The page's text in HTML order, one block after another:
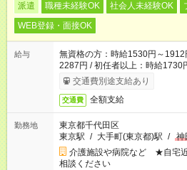
派遣 職種未経験OK 社会人未経験OK
WEB登録・面接OK
給与
無資格の方：時給1530円～
2287円 / 初任者以上：時給1730
交通費別途支給あり
交通費 全額支給
勤務地
東京都千代田区
東京駅 / 大手町(東京都)駅 / 神
介護施設や病院など ★自宅
相談ください